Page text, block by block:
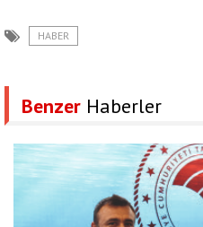
HABER
Benzer Haberler